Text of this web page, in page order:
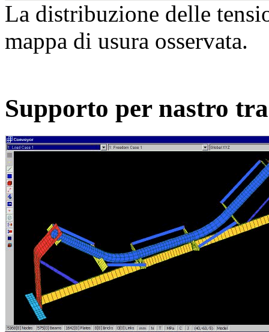
La distribuzione delle
mappa di usura osservata.
Supporto per nastro